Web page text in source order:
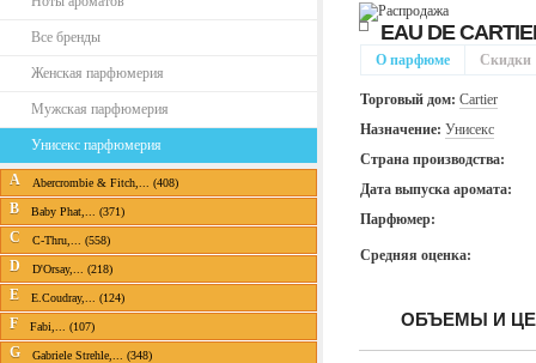
Все бренды
Женская парфюмерия
Мужская парфюмерия
Унисекс парфюмерия
A Abercrombie & Fitch,... (408)
B Baby Phat,... (371)
C C-Thru,... (558)
D D'Orsay,... (218)
E E.Coudray,... (124)
F Fabi,... (107)
G Gabriele Strehle,... (348)
EAU DE
О парфюме
Торговый дом: Cartier
Назначение: Унисекс
Страна производства:
Дата выпуска аромата:
Парфюмер:
Средняя оценка:
Скидки
ОБЪЕМЫ И